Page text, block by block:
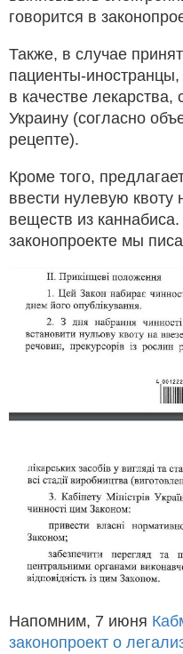
говорится в
Также, в случае
пациенты-
в качестве лекарства,
Украину (согласно
рецепте).
Кроме того,
ввести нулевую квоту
веществ из
законопроекте мы
Напомним, 7 июня
законопроект о